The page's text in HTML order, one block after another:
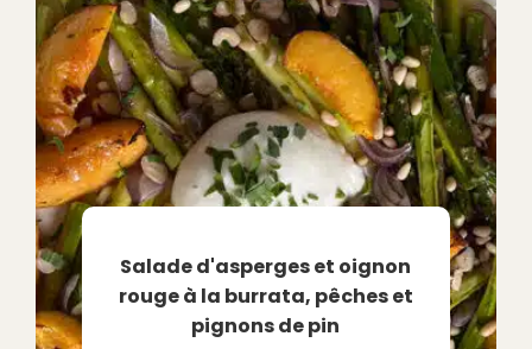
Salade d'asperges et oignon
rouge à la burrata, pêches et
pignons de pin